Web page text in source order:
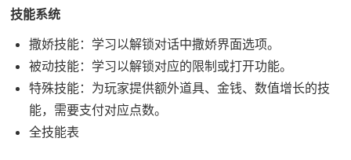
技能系统
撒娇技能：学习以解锁对话中撒娇界面选项。
被动技能：学习以解锁对应的限制或打开功能。
特殊技能：为玩家提供额外道具、金钱、数值增长的技
能，需要支付对应点数。
全技能表